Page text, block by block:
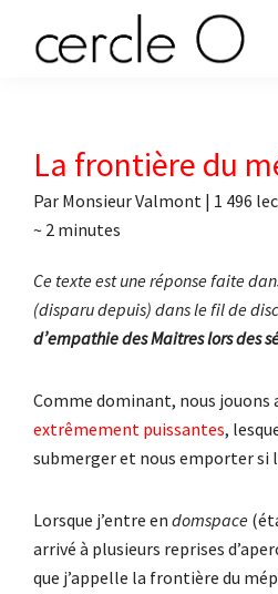
principale
O
érotique
La frontière du
Par Monsieur Valmont | 1 496
~ 2 minutes
Ce texte est une réponse faite
(disparu depuis) dans le fil de
d’empathie des Maitres lors des
Comme dominant, nous jouons
extrêmement puissantes,
submerger et nous emporter si
Lorsque j’entre en domspace
arrivé à plusieurs reprises
que j’appelle la frontière du